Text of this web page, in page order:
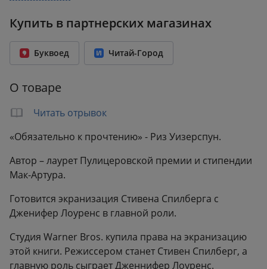
Возрастное ограничение: 16+
Год издания: 2018
Количество страниц: 416
Формат: 140x207 мм
Вес:
0.50 кг
Купить в партнерских магазинах
Буквоед Читай-Город
О товаре
Читать отрывок
«Обязательно к прочтению» - Риз Уизерспун.
Автор – лаурет Пулицеровской премии и стипендии
Мак-Артура.
Готовится экранизация Стивена Спилберга с
Дженифер Лоуренс в главной роли.
Студия Warner Bros. купила права на экранизацию
этой книги. Режиссером станет Стивен Спилберг, а
главную роль сыграет Дженнифер Лоуренс.